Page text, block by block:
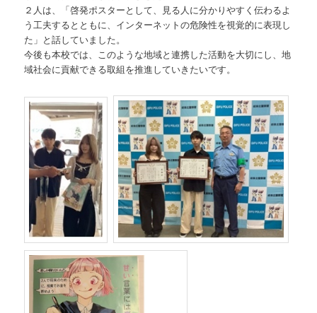
２人は、「啓発ポスターとして、見る人に分かりやすく伝わるよ
う工夫するとともに、インターネットの危険性を視覚的に表現し
た」と話していました。
今後も本校では、このような地域と連携した活動を大切にし、地
域社会に貢献できる取組を推進していきたいです。